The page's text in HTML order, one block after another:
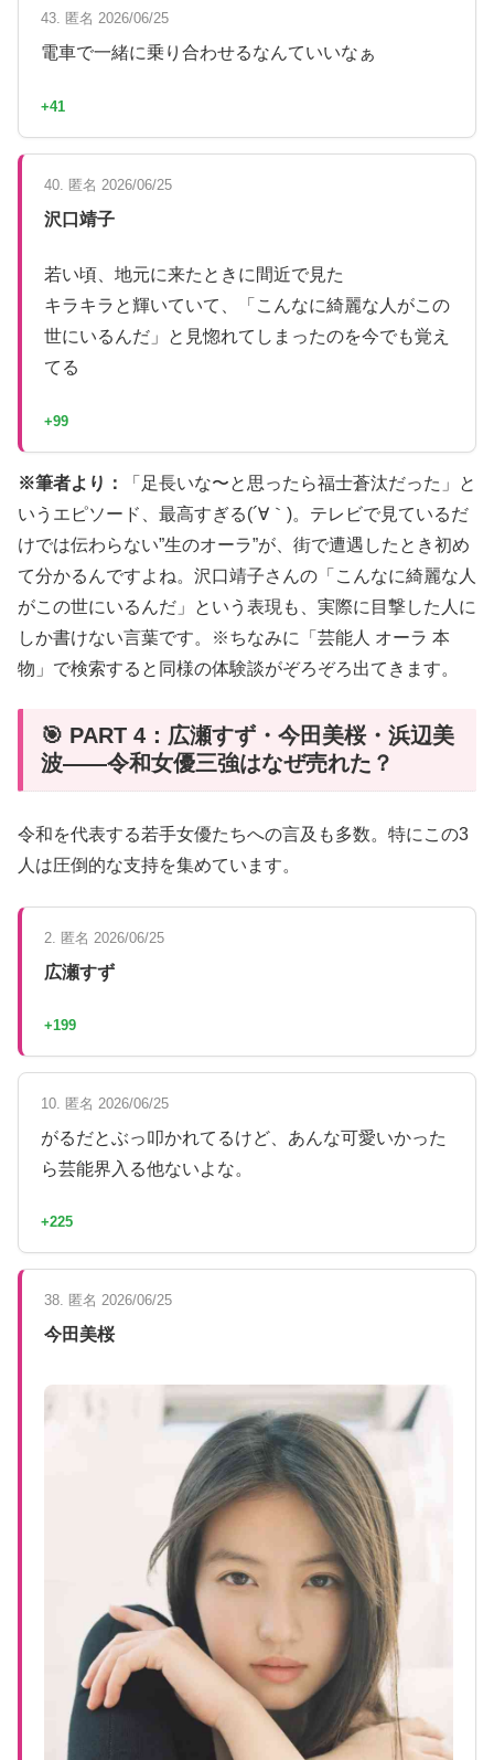
43. 匿名 2026/06/25
電車で一緒に乗り合わせるなんていいなぁ
+41
40. 匿名 2026/06/25
沢口靖子
若い頃、地元に来たときに間近で見た
キラキラと輝いていて、「こんなに綺麗な人がこの
世にいるんだ」と見惚れてしまったのを今でも覚え
てる
+99
※筆者より：
「足長いな〜と思ったら福士蒼汰だった」と
いうエピソード、最高すぎる(´∀｀)。テレビで見ているだ
けでは伝わらない”生のオーラ”が、街で遭遇したとき初め
て分かるんですよね。沢口靖子さんの「こんなに綺麗な人
がこの世にいるんだ」という表現も、実際に目撃した人に
しか書けない言葉です。※ちなみに「芸能人 オーラ 本
物」で検索すると同様の体験談がぞろぞろ出てきます。
🎯 PART 4：広瀬すず・今田美桜・浜辺美
波——令和女優三強はなぜ売れた？
令和を代表する若手女優たちへの言及も多数。特にこの3
人は圧倒的な支持を集めています。
2. 匿名 2026/06/25
広瀬すず
+199
10. 匿名 2026/06/25
がるだとぶっ叩かれてるけど、あんな可愛いかった
ら芸能界入る他ないよな。
+225
38. 匿名 2026/06/25
今田美桜